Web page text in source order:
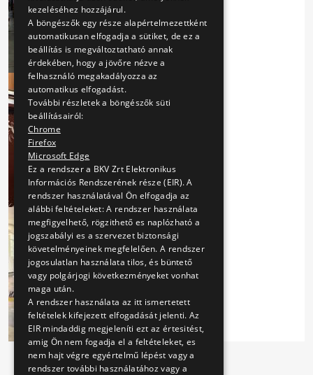
kezeléséhez hozzájárul.
A böngészők egy része alapértelmezettként
automatikusan elfogadja a sütiket, de ez a
beállítás is megváltoztatható annak
érdekében, hogy a jövőre nézve a
felhasználó megakadályozza az
automatikus elfogadást.
További részletek a böngészők süti
beállításairól:
Chrome
Firefox
Microsoft Edge
Ez a rendszer a BKV Zrt Elektronikus
Információs Rendszerének része (EIR). A
rendszer használatával Ön elfogadja az
alábbi feltételeket: A rendszer használata
megfigyelhető, rögzithető es naplózható a
jogszabályi es a szervezet biztonsági
követelményeinek megfelelően. A rendszer
jogosulatlan használata tilos, és büntető
vagy polgárjogi következményeket vonhat
maga után.
A rendszer használata az itt ismertetett
feltételek kifejezett elfogadását jelenti. Az
EIR mindaddig megjeleníti ezt az értesitést,
amig Ön nem fogadja el a feltételeket, es
nem hajt végre egyértelmű lépést vagy a
rendszer további használatához vagy a